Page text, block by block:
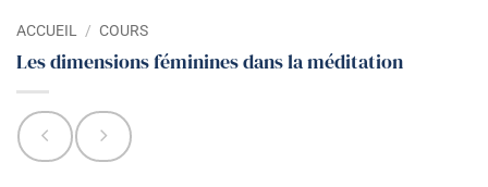
ACCUEIL / COURS
Les dimensions féminines dans la méditation